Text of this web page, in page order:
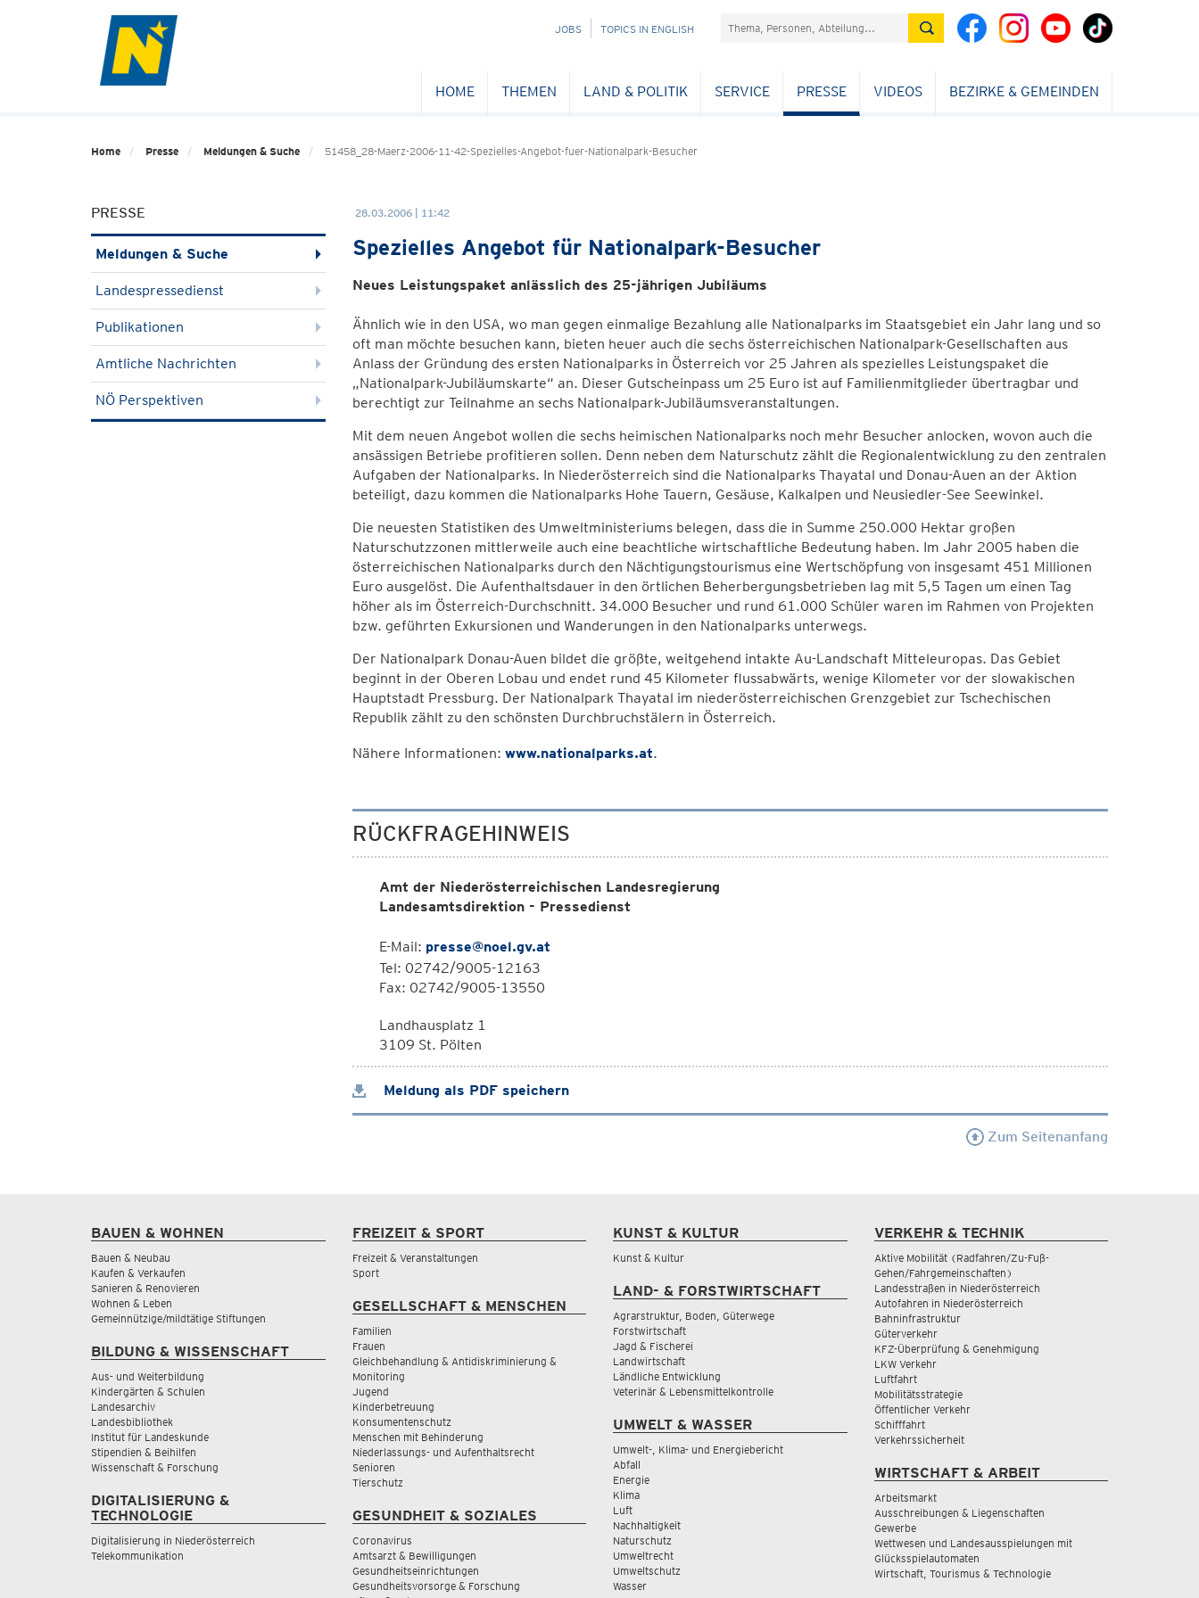
NAVIGATION
JOBS TOPICS IN ENGLISH Suchefeld
HOME THEMEN LAND & POLITIK SERVICE PRESSE VIDEOS BEZIRKE & GEMEINDEN
Home Presse Meldungen & Suche 51458_28-Maerz-2006-11-42-Spezielles-Angebot-fuer-Nationalpark-Besucher
PRESSE
Meldungen & Suche
Landespressedienst
Publikationen
Amtliche Nachrichten
NÖ Perspektiven
28.03.2006 | 11:42
Spezielles Angebot für Nationalpark-Besucher
Neues Leistungspaket anlässlich des 25-jährigen Jubiläums
Ähnlich wie in den USA, wo man gegen einmalige Bezahlung alle Nationalparks im Staatsgebiet ein Jahr lang und so
oft man möchte besuchen kann, bieten heuer auch die sechs österreichischen Nationalpark-Gesellschaften aus
Anlass der Gründung des ersten Nationalparks in Österreich vor 25 Jahren als spezielles Leistungspaket die
„Nationalpark-Jubiläumskarte“ an. Dieser Gutscheinpass um 25 Euro ist auf Familienmitglieder übertragbar und
berechtigt zur Teilnahme an sechs Nationalpark-Jubiläumsveranstaltungen.
Mit dem neuen Angebot wollen die sechs heimischen Nationalparks noch mehr Besucher anlocken, wovon auch die
ansässigen Betriebe profitieren sollen. Denn neben dem Naturschutz zählt die Regionalentwicklung zu den zentralen
Aufgaben der Nationalparks. In Niederösterreich sind die Nationalparks Thayatal und Donau-Auen an der Aktion
beteiligt, dazu kommen die Nationalparks Hohe Tauern, Gesäuse, Kalkalpen und Neusiedler-See Seewinkel.
Die neuesten Statistiken des Umweltministeriums belegen, dass die in Summe 250.000 Hektar großen
Naturschutzzonen mittlerweile auch eine beachtliche wirtschaftliche Bedeutung haben. Im Jahr 2005 haben die
österreichischen Nationalparks durch den Nächtigungstourismus eine Wertschöpfung von insgesamt 451 Millionen
Euro ausgelöst. Die Aufenthaltsdauer in den örtlichen Beherbergungsbetrieben lag mit 5,5 Tagen um einen Tag
höher als im Österreich-Durchschnitt. 34.000 Besucher und rund 61.000 Schüler waren im Rahmen von Projekten
bzw. geführten Exkursionen und Wanderungen in den Nationalparks unterwegs.
Der Nationalpark Donau-Auen bildet die größte, weitgehend intakte Au-Landschaft Mitteleuropas. Das Gebiet
beginnt in der Oberen Lobau und endet rund 45 Kilometer flussabwärts, wenige Kilometer vor der slowakischen
Hauptstadt Pressburg. Der Nationalpark Thayatal im niederösterreichischen Grenzgebiet zur Tschechischen
Republik zählt zu den schönsten Durchbruchstälern in Österreich.
Nähere Informationen: www.nationalparks.at.
RÜCKFRAGEHINWEIS
Amt der Niederösterreichischen Landesregierung
Landesamtsdirektion - Pressedienst
E-Mail: presse@noel.gv.at
Tel: 02742/9005-12163
Fax: 02742/9005-13550
Landhausplatz 1
3109 St. Pölten
Meldung als PDF speichern
Zum Seitenanfang
BAUEN & WOHNEN
Bauen & Neubau
Kaufen & Verkaufen
Sanieren & Renovieren
Wohnen & Leben
Gemeinnützige/mildtätige Stiftungen
BILDUNG & WISSENSCHAFT
Aus- und Weiterbildung
Kindergärten & Schulen
Landesarchiv
Landesbibliothek
Institut für Landeskunde
Stipendien & Beihilfen
Wissenschaft & Forschung
DIGITALISIERUNG &
TECHNOLOGIE
Digitalisierung in Niederösterreich
Telekommunikation
FREIZEIT & SPORT
Freizeit & Veranstaltungen
Sport
GESELLSCHAFT & MENSCHEN
Familien
Frauen
Gleichbehandlung & Antidiskriminierung &
Monitoring
Jugend
Kinderbetreuung
Konsumentenschutz
Menschen mit Behinderung
Niederlassungs- und Aufenthaltsrecht
Senioren
Tierschutz
GESUNDHEIT & SOZIALES
Coronavirus
Amtsarzt & Bewilligungen
Gesundheitseinrichtungen
Gesundheitsvorsorge & Forschung
KUNST & KULTUR
Kunst & Kultur
LAND- & FORSTWIRTSCHAFT
Agrarstruktur, Boden, Güterwege
Forstwirtschaft
Jagd & Fischerei
Landwirtschaft
Ländliche Entwicklung
Veterinär & Lebensmittelkontrolle
UMWELT & WASSER
Umwelt-, Klima- und Energiebericht
Abfall
Energie
Klima
Luft
Nachhaltigkeit
Naturschutz
Umweltrecht
Umweltschutz
Wasser
VERKEHR & TECHNIK
Aktive Mobilität (Radfahren/Zu-Fuß-
Gehen/Fahrgemeinschaften)
Landesstraßen in Niederösterreich
Autofahren in Niederösterreich
Bahninfrastruktur
Güterverkehr
KFZ-Überprüfung & Genehmigung
LKW Verkehr
Luftfahrt
Mobilitätsstrategie
Öffentlicher Verkehr
Schifffahrt
Verkehrssicherheit
WIRTSCHAFT & ARBEIT
Arbeitsmarkt
Ausschreibungen & Liegenschaften
Gewerbe
Wettwesen und Landesausspielungen mit
Glücksspielautomaten
Wirtschaft, Tourismus & Technologie